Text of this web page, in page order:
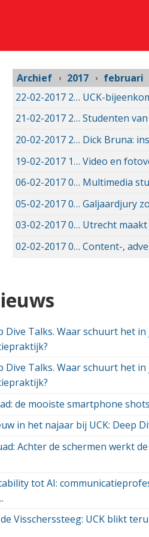
Archief 2017
februari
22-02-2017 22-02-2017 11:28
UCK-
21-02-2017 21-02-2017 15:22
Studenten
20-02-2017 20-02-2017 18:00
Dick Bruna:
19-02-2017 19-02-2017 16:02
Video en
06-02-201706-02-2017 16:27
Multimedia
05-02-201705-02-2017 17:47
Galjaardjury
03-02-201703-02-2017 18:50
Utrecht
02-02-201702-02-2017 21:45 Content-,
Dive Talks. Waar schuurt het
Dive Talks. Waar schuurt het
de mooiste smartphone
in het najaar bij UCK: Deep
Achter de schermen werkt
tot AI:
Visscherssteeg: UCK blikt